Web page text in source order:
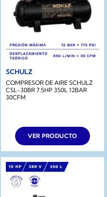
SCHULZ
COMPRESOR DE AIRE SCHULZ
CSL-30BR 7.5HP 350L 12BAR
30CFM
VER PRODUCTO